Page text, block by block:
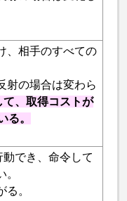
、相手のすべての
射の場合は変わら
て、取得コストが
る。
でき、命令して
。